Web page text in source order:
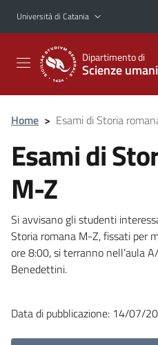
Vai al contenuto principale
Vai al menu di navigazione
Università di Catania
Dipartimento di
Scienze
Home > Esami di Storia
Esami di
M-Z
Si avvisano gli studenti
Storia romana M-Z, fissati per
ore 8:00, si terranno nell’aula
Benedettini.
Data di pubblicazione: 14/07/